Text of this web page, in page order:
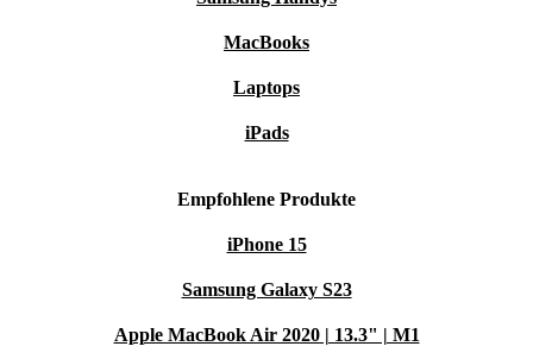
MacBooks
Laptops
iPads
Empfohlene Produkte
iPhone 15
Samsung Galaxy S23
Apple MacBook Air 2020 | 13.3" | M1